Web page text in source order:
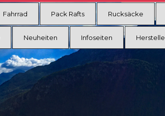
Fahrrad Pack Rafts Rucksäcke
Neuheiten Infoseiten